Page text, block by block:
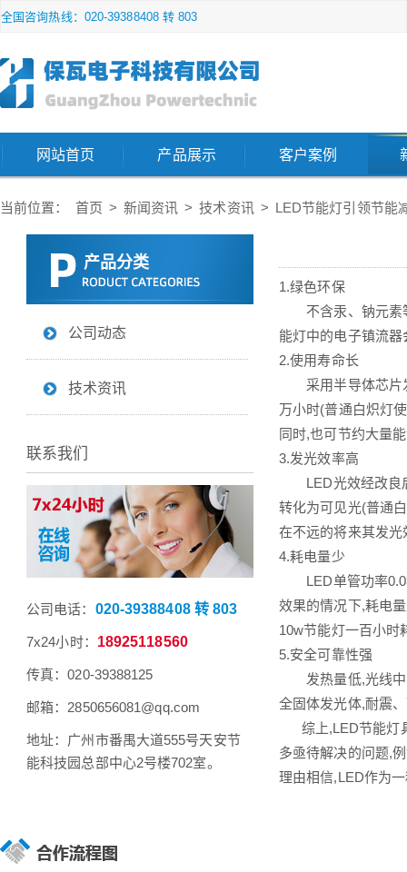
全国咨询热线：020-39388408 转 803
网站首页 产品展示 客户案例
当前位置： 首页 > 新闻资讯 > 技术资讯 > LED节能灯引领节能
1.绿色环保
不含汞、钠元素等
能灯中的电子镇流
2.使用寿命长
采用半导体芯片发
万小时(普通白炽灯
同时,也可节约大量
3.发光效率高
LED光效经改良后
转化为可见光(普通
在不远的将来其发
4.耗电量少
LED单管功率0.03
效果的情况下,耗电
10w节能灯一百小时
5.安全可靠性强
发热量低,光线中
全固体发光体,耐震
综上,LED节能灯
多亟待解决的问题,
理由相信,LED作为
产品分类
公司动态
技术资讯
联系我们
公司电话： 020-39388408 转 803
7x24小时： 18925118560
传真：020-39388125
邮箱：2850656081@qq.com
地址：广州市番禺大道555号天安节
能科技园总部中心2号楼702室。